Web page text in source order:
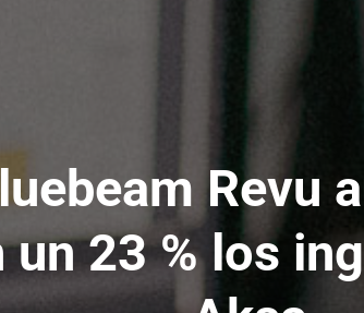
Revu
un 23 % los